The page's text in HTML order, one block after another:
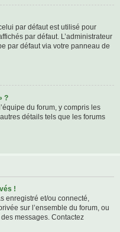
par défaut est utilisé pour
par défaut. L’administrateur
par défaut via votre panneau de
?
du forum, y compris les
détails tels que les forums
!
enregistré et/ou connecté,
sur l’ensemble du forum, ou
messages. Contactez